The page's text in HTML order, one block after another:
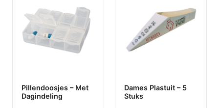
Pillendoosjes – Met
Dagindeling
Dames Plastuit – 5
Stuks